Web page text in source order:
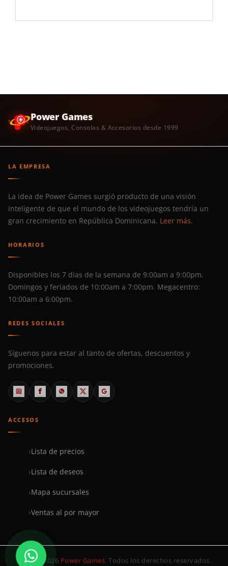
Power Games
Videojuegos, Consolas & Accesorios desde 1999
LA EMPRESA
La idea de Power Games surgió producto de una visión
inteligente de que el mundo de los videojuegos tendría un
gran crecimiento en República Dominicana. Leer más.
HORARIOS
Disponibles los 7 días de la semana de 9:00am a 9:00pm.
Domingos y feriados de 10:00am a 7:00pm. Megacentro:
10:00am a 6:00pm.
REDES SOCIALES
Síguenos para estar al tanto de ofertas, descuentos y
promociones.
ACCESOS
Lista de precios
Lista de deseos
Mapa sucursales
Ventas al por mayor
© 1999–2026 Power Games. Todos los derechos reservados.